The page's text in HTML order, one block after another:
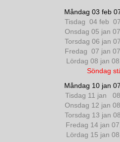
Måndag 03 feb
Tisdag 04 feb
Onsdag 05 jan
Torsdag 06 jan
Fredag 07 jan
Lördag 08 jan
Söndag
Måndag 10 jan
Tisdag 11 jan
Onsdag 12 jan
Torsdag 13 jan
Fredag 14 jan
Lördag 15 jan